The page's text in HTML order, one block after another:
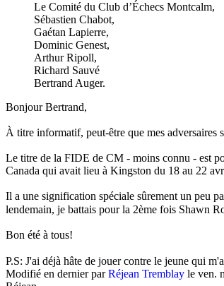
Le Comité du Club d’Échecs Montcalm,
Sébastien Chabot,
Gaétan Lapierre,
Dominic Genest,
Arthur Ripoll,
Richard Sauvé
Bertrand Auger.
Bonjour Bertrand,
À titre informatif, peut-être que mes
Le titre de la FIDE de CM - moins connu - est
Canada qui avait lieu à Kingston du 18 au 22
Il a une signification spéciale sûrement un peu
lendemain, je battais pour la 2ème fois Shawn
Bon été à tous!
P.S: J'ai déjà hâte de jouer contre le jeune qui
Modifié en dernier parRéjean Tremblay le ven.